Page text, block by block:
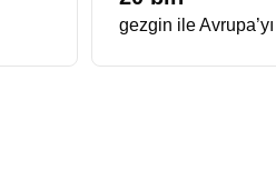
şansı bulacaksınız.
taze pişmiş bir simit
gezgin ile